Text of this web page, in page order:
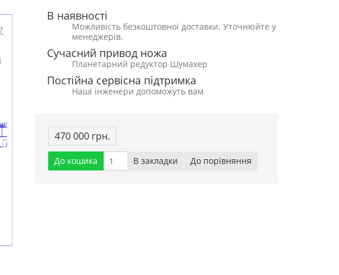
В наявності
Можливість безкоштовної доставки. Уточнюйте у
менеджерів.
Сучасний привод ножа
Планетарний редуктор Шумахер
Постійна сервісна підтримка
Наші інженери допоможуть вам
470 000 грн.
До кошика В закладки До порівняння